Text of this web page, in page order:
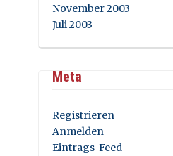
November 2003
Juli 2003
Meta
Registrieren
Anmelden
Eintrags-Feed